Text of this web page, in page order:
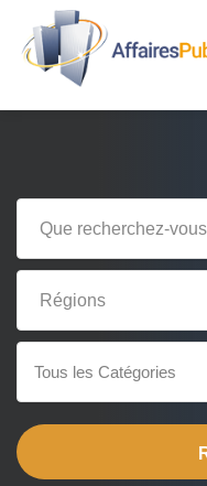
Tous les Catégories